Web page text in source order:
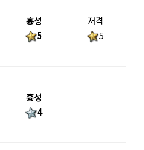
흉성
5
저격
5
흉성
4